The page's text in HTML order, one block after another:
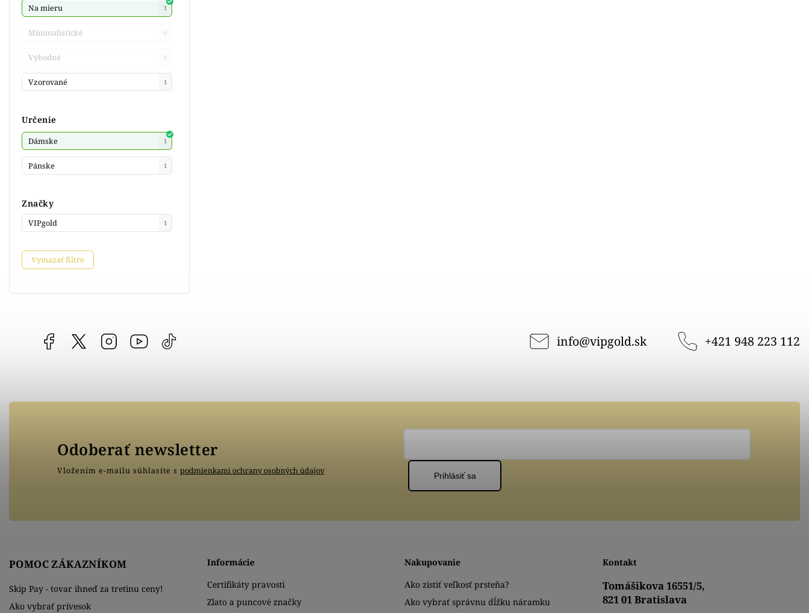
Značky
VIPgold 1
Na mieru 1
Minimalistické 0
Výhodné 0
Vzorované 1
Určenie
Dámske 1
Pánske 1
Vymazať filtre
Facebook vipgoldsk InstagramYouTube info@vipgold.sk +421 948 223 112
POMOC ZÁKAZNÍKOM
Skip Pay - tovar ihneď za tretinu ceny!
Ako vybrať prívesok
Informácie
Certifikáty pravosti
Zlato a puncové značky
Nakupovanie
Ako zistiť veľkosť prsteňa?
Ako vybrať správnu dĺžku náramku
Kontakt
Tomášikova 16551/5,
821 01 Bratislava
Odoberať newsletter
Vložením e-mailu súhlasíte s podmienkami ochrany osobných údajov
Prihlásiť sa